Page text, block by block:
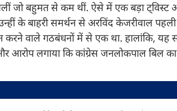
जो बहुमत से कम थीं. ऐसे में एक बड़ा ट्विस्ट
के बाहरी समर्थन से अरविंद केजरीवाल पहली
वाले गठबंधनों में से एक था. हालांकि, यह
लगाया कि कांग्रेस जनलोकपाल बिल का